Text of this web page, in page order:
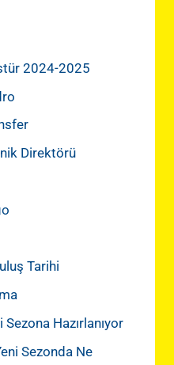
2024-2025
Direktörü
Tarihi
Hazırlanıyor
Sezonda Ne